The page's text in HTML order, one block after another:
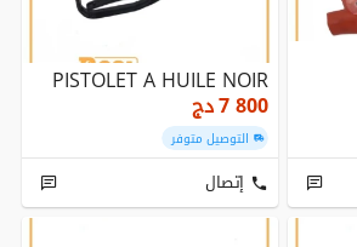
PISTOLET A HUILE NOIR
7 800دج
التوصيل متوفر
إتصال